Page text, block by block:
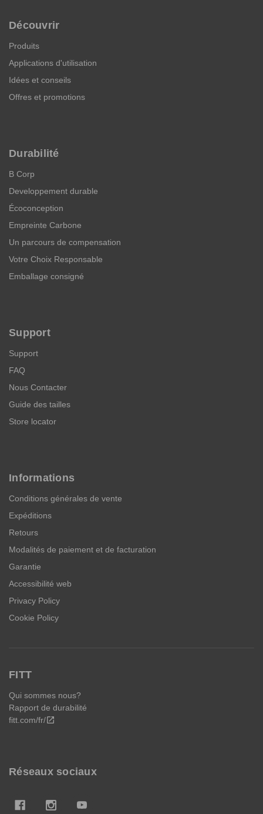
Découvrir
Produits
Applications d'utilisation
Idées et conseils
Offres et promotions
Durabilité
B Corp
Developpement durable
Écoconception
Empreinte Carbone
Un parcours de compensation
Votre Choix Responsable
Emballage consigné
Support
Support
FAQ
Nous Contacter
Guide des tailles
Store locator
Informations
Conditions générales de vente
Expéditions
Retours
Modalités de paiement et de facturation
Garantie
Accessibilité web
Privacy Policy
Cookie Policy
FITT
Qui sommes nous?
Rapport de durabilité
fitt.com/fr/open_in_new
Réseaux sociaux